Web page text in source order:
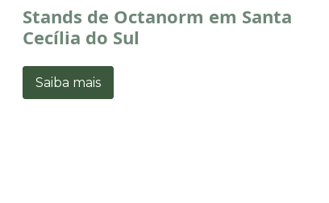
Stands de Octanorm em Santa
Cecília do Sul
Saiba mais